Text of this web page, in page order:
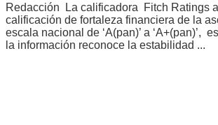
Redacción La calificadora Fitch Ratings
calificación de fortaleza financiera de la
escala nacional de ‘A(pan)’ a ‘A+(pan)’,
la información reconoce la estabilidad ...